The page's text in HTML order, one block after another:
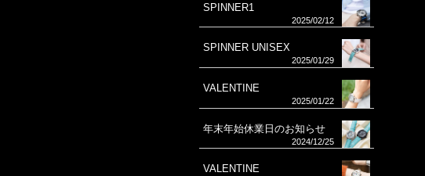
SPINNER1
2025/02/12
SPINNER UNISEX
2025/01/29
VALENTINE
2025/01/22
年末年始休業日のお知らせ
2024/12/25
VALENTINE